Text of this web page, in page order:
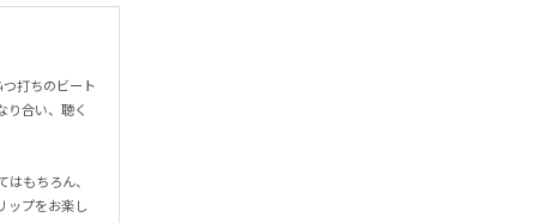
打ちのビート
り合い、聴く
もちろん、
ップをお楽し